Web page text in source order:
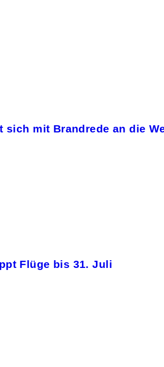
sich mit Brandrede an die
Flüge bis 31. Juli